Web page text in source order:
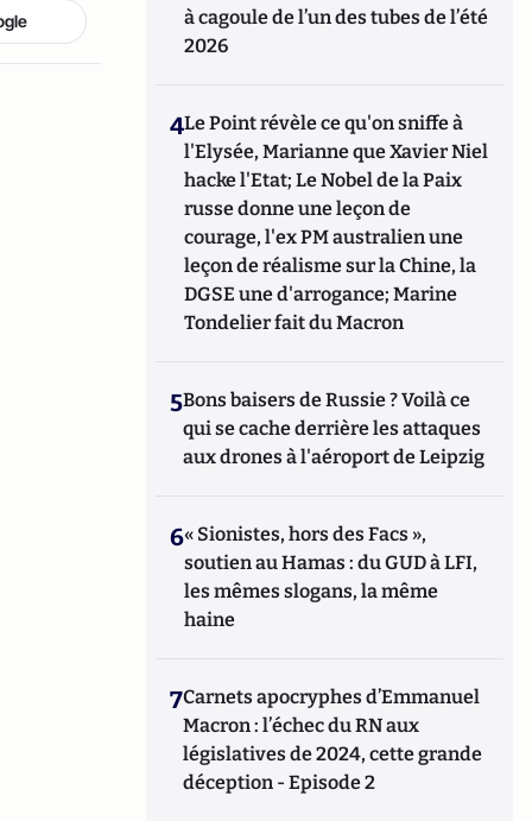
à cagoule de l’un des tubes de l’été
2026
4Le Point révèle ce qu'on sniffe à
l'Elysée, Marianne que Xavier Niel
hacke l'Etat; Le Nobel de la Paix
russe donne une leçon de
courage, l'ex PM australien une
leçon de réalisme sur la Chine, la
DGSE une d'arrogance; Marine
Tondelier fait du Macron
5Bons baisers de Russie ? Voilà ce
qui se cache derrière les attaques
aux drones à l'aéroport de Leipzig
6« Sionistes, hors des Facs »,
soutien au Hamas : du GUD à LFI,
les mêmes slogans, la même
haine
7Carnets apocryphes d’Emmanuel
Macron : l’échec du RN aux
législatives de 2024, cette grande
déception - Episode 2